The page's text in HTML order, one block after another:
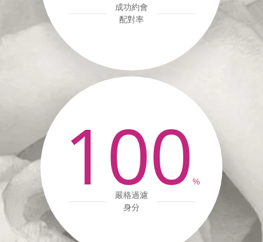
成功約會
配對率
100 %
嚴格過濾
身分